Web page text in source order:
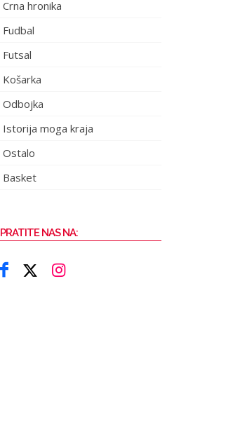
Crna hronika
Fudbal
Futsal
Košarka
Odbojka
Istorija moga kraja
Ostalo
Basket
PRATITE NAS NA: